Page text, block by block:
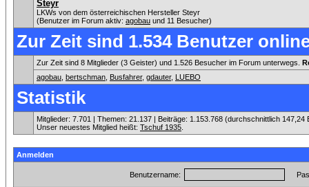
Steyr
LKWs von dem österreichischen Hersteller Steyr
(Benutzer im Forum aktiv: agobau und 11 Besucher)
Zur Zeit sind 1.534 Benutzer
Zur Zeit sind 8 Mitglieder (3 Geister) und 1.526 Besucher im Forum unterwegs.
agobau bertschman Busfahrer, gdauter, LUEBO
Statistik
Mitglieder: 7.701 | Themen: 21.137 | Beiträge: 1.153.768 (durchschnittlich 147,24
Unser neuestes Mitglied heißt: Tschuf 1935
Anmelden
Benutzername: